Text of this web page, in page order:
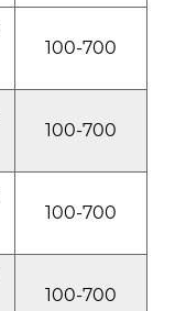
100-700
100-700
100-700
100-700